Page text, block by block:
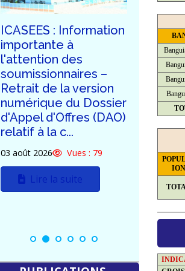
ICASEES : Information
importante à
l'attention des
soumissionnaires –
Retrait de la version
numérique du Dossier
d'Appel d'Offres (DAO)
relatif à la c...
03 août 2026 Vues : 79
Lire la suite
de
de
30 juillet
ION